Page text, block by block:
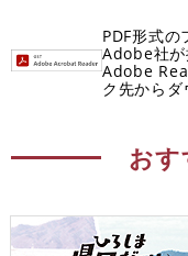
PDF形式の
Adobe社が
Adobe
ク先からダ
おす